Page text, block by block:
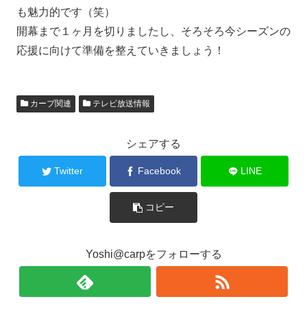
も魅力的です（笑）
開幕まで１ヶ月を切りましたし、そろそろ今シーズンの
応援に向けて準備を整えていきましょう！
カープ関連 テレビ放送情報
シェアする
Twitter Facebook LINE
コピー
Yoshi@carpをフォローする